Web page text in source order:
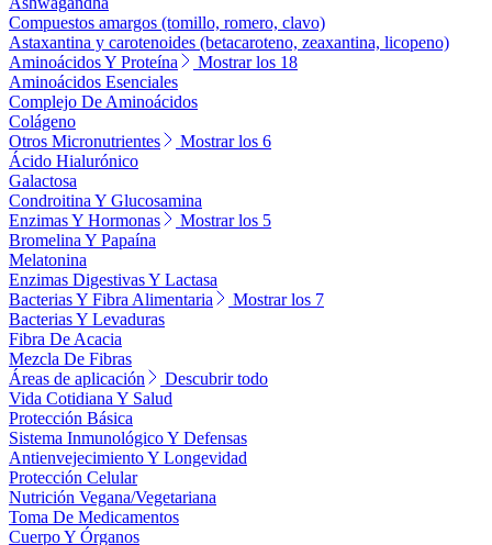
Compuestos amargos (tomillo, romero, clavo)
Astaxantina y carotenoides (betacaroteno, zeaxantina, licopeno)
Aminoácidos Y Proteína
Mostrar los 18
Aminoácidos Esenciales
Complejo De Aminoácidos
Colágeno
Otros Micronutrientes
Mostrar los 6
Ácido Hialurónico
Galactosa
Condroitina Y Glucosamina
Enzimas Y Hormonas
Mostrar los 5
Bromelina Y Papaína
Melatonina
Enzimas Digestivas Y Lactasa
Bacterias Y Fibra Alimentaria
Mostrar los 7
Bacterias Y Levaduras
Fibra De Acacia
Mezcla De Fibras
Áreas de aplicación
Descubrir todo
Vida Cotidiana Y Salud
Protección Básica
Sistema Inmunológico Y Defensas
Antienvejecimiento Y Longevidad
Protección Celular
Nutrición Vegana/Vegetariana
Toma De Medicamentos
Cuerpo Y Órganos